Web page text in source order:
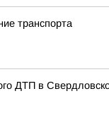
транспорта
ДТП в